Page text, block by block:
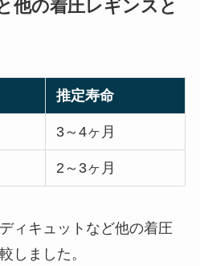
他の着圧レギンスと
推定寿命
3～4ヶ月
2～3ヶ月
ィキュットなど他の着圧
しました。